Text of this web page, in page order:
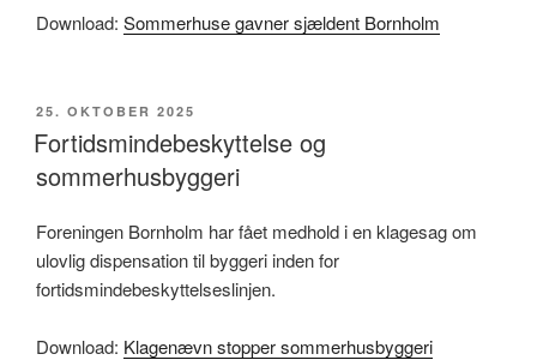
Download: Sommerhuse gavner sjældent Bornholm
UDGIVET
DEN
25. OKTOBER 2025
Fortidsmindebeskyttelse og
sommerhusbyggeri
Foreningen Bornholm har fået medhold i en klagesag om
ulovlig dispensation til byggeri inden for
fortidsmindebeskyttelseslinjen.
Download: Klagenævn stopper sommerhusbyggeri